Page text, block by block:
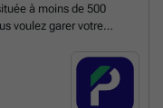
à moins de 500
voulez garer votre
nombreuses entreprises à
etc. N'hésitez pas à
pouvez réserver